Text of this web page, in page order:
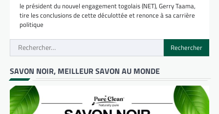
le président du nouvel engagement togolais (NET), Gerry Taama,
tire les conclusions de cette déculottée et renonce à sa carrière
politique
Rechercher :
SAVON NOIR, MEILLEUR SAVON AU MONDE